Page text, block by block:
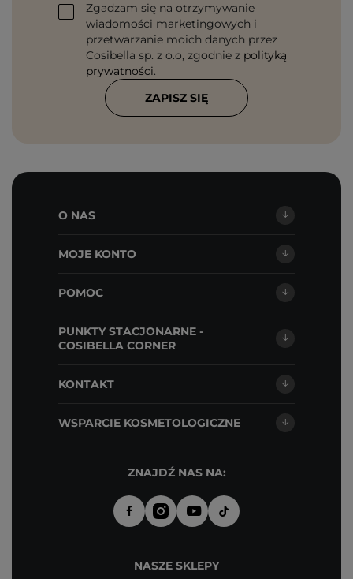
Zgadzam się na otrzymywanie
wiadomości marketingowych i
przetwarzanie moich danych przez
Cosibella sp. z o.o, zgodnie z polityką
prywatności.
ZAPISZ SIĘ
O NAS
MOJE KONTO
POMOC
PUNKTY STACJONARNE -
COSIBELLA CORNER
KONTAKT
WSPARCIE KOSMETOLOGICZNE
ZNAJDŹ NAS NA:
NASZE SKLEPY